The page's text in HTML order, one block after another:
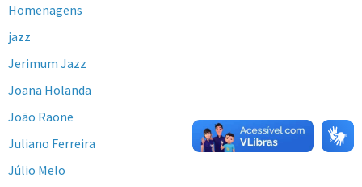
Homenagens
jazz
Jerimum Jazz
Joana Holanda
João Raone
Juliano Ferreira
Júlio Melo